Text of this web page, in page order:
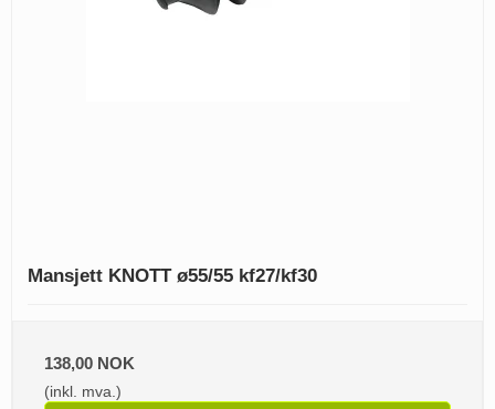
Mansjett KNOTT ø55/55 kf27/kf30
138,00 NOK
(inkl. mva.)